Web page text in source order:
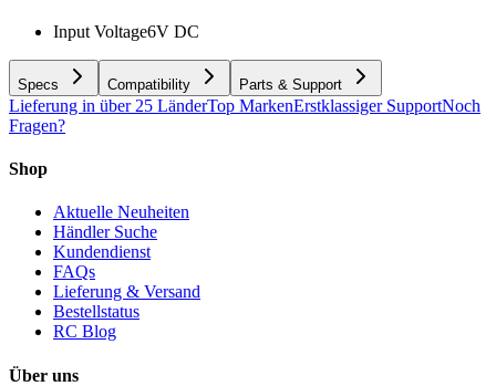
Input Voltage6V DC
Specs Compatibility Parts & Support
Lieferung in über 25 LänderTop MarkenErstklassiger SupportNoch
Fragen?
Shop
Aktuelle Neuheiten
Händler Suche
Kundendienst
FAQs
Lieferung & Versand
Bestellstatus
RC Blog
Über uns